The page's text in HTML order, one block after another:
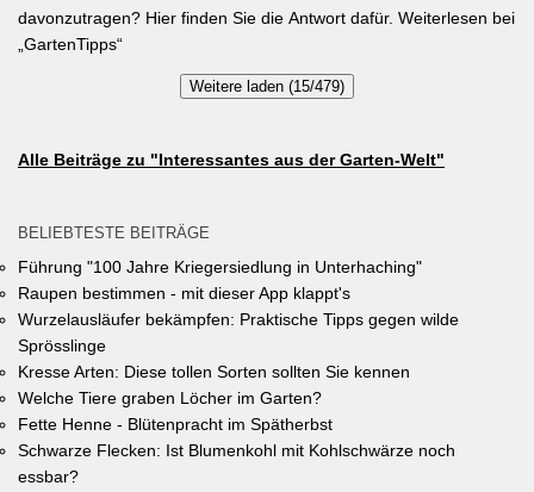
gleichwertige Sieger werden durch eine Expertenjury, bestehend
aus Vertretern der Gemeinde Unterhaching sowie des
gewinnen gibt es jeweils einen Gutschein von Pflanzen-Kölle
das Anmeldeformular siehe auf den Seiten der Gemeinde
davonzutragen? Hier finden Sie die Antwort dafür. Weiterlesen bei
„GartenTipps“
Weitere laden (15/479)
Alle Beiträge zu "Interessantes aus der Garten-Welt"
BELIEBTESTE BEITRÄGE
Führung "100 Jahre Kriegersiedlung in Unterhaching"
Raupen bestimmen - mit dieser App klappt's
Wurzelausläufer bekämpfen: Praktische Tipps gegen wilde
Sprösslinge
Kresse Arten: Diese tollen Sorten sollten Sie kennen
Welche Tiere graben Löcher im Garten?
Fette Henne - Blütenpracht im Spätherbst
Schwarze Flecken: Ist Blumenkohl mit Kohlschwärze noch
essbar?